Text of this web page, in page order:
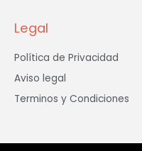
Legal
Política de Privacidad
Aviso legal
Terminos y Condiciones